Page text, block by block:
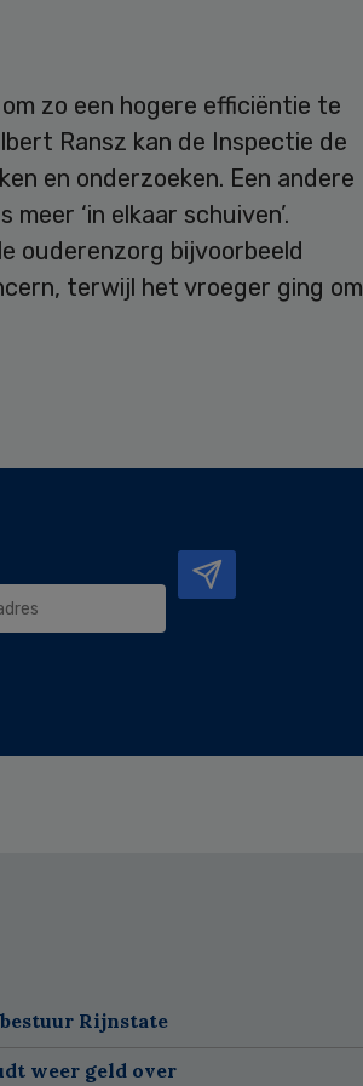
zo een hogere efficiëntie te
Ransz kan de Inspectie de
en onderzoeken. Een andere
‘in elkaar schuiven’.
ouderenzorg bijvoorbeeld
terwijl het vroeger ging om
Rijnstate
weer geld over